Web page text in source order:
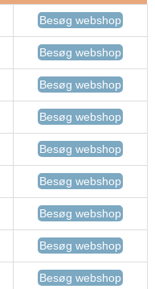
Besøg webshop
Besøg webshop
Besøg webshop
Besøg webshop
Besøg webshop
Besøg webshop
Besøg webshop
Besøg webshop
Besøg webshop